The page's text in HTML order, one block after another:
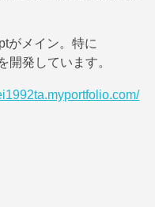
がメイン。特に
開発しています。